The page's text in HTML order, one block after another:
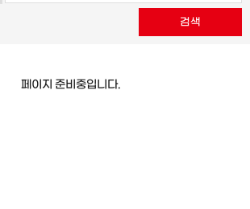
검색
페이지 준비중입니다.